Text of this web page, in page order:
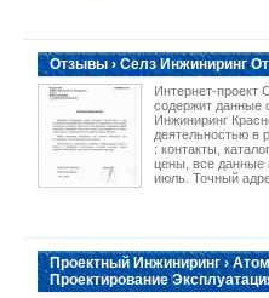
Отзывы › Селз Инжиниринг
Интернет-проект
содержит данные
Инжиниринг
деятельностью в
: контакты,
цены, все данные
июль. Точный
Проектный Инжиниринг ›
Проектирование